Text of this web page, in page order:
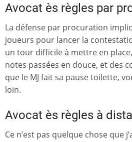
Avocat ès règles par
La défense par procuration
joueurs pour lancer la
un tour difficile à mettre en
notes passées en douce, et des
que le MJ fait sa pause toilette,
loin.
Avocat ès règles à
Ce n’est pas quelque chose que